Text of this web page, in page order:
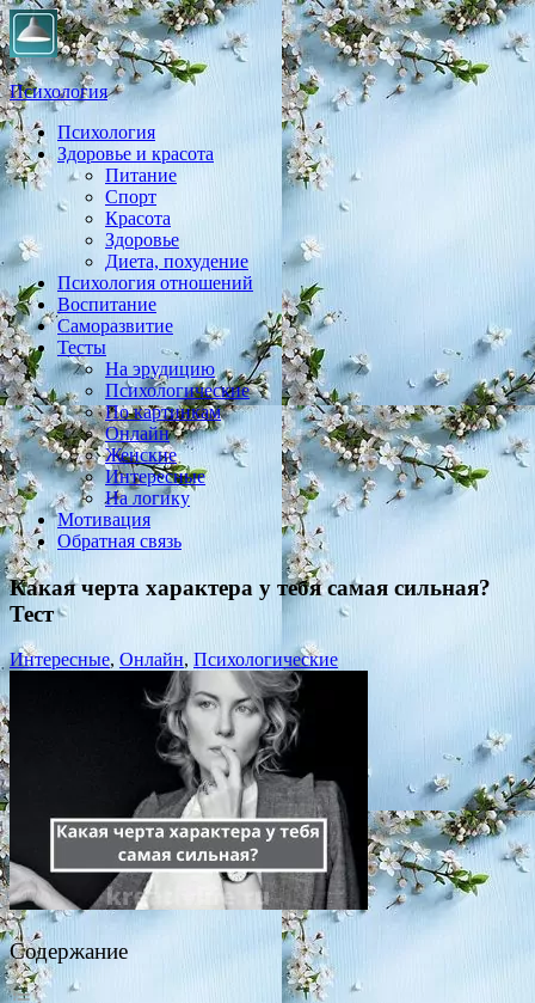
Психология
Практическая психология, личностный рост, экология,
здоровье, воспитание,
Психология
Здоровье и красота
Питание
Спорт
Красота
Здоровье
Диета, похудение
Психология отношений
Воспитание
Саморазвитие
Тесты
На эрудицию
Психологические
По картинкам
Онлайн
Женские
Интересные
На логику
Мотивация
Обратная связь
Какая черта характера у тебя самая сильная?
Тест
Интересные, Онлайн, Психологические
Содержание